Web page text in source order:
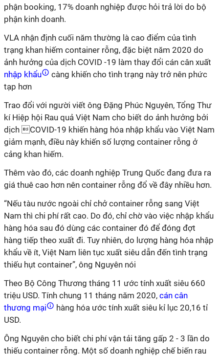
phận booking, 17% doanh nghiệp được hỏi trả lời do bộ
phận kinh doanh.
VLA nhận định cuối năm thường là cao điểm của tình
trạng khan hiếm container rỗng, đặc biệt năm 2020 do
ảnh hưởng của dịch COVID -19 làm thay đổi cán cân xuất
nhập khẩu
càng khiến cho tình trạng này trở nên phức
tạp hơn
Trao đổi với người viết ông Đặng Phúc Nguyên, Tổng Thư
kí Hiệp hội Rau quả Việt Nam cho biết do ảnh hưởng bởi
dịch COVID-19 khiến hàng hóa nhập khẩu vào Việt Nam
giảm mạnh, điều này khiến số lượng container rỗng ở
cảng khan hiếm.
Thêm vào đó, các doanh nghiệp Trung Quốc đang đưa ra
giá thuê cao hơn nên container rỗng đổ về đây nhiều hơn.
“Nếu tàu nước ngoài chỉ chở container rỗng sang Việt
Nam thì chi phí rất cao. Do đó, chỉ chờ vào việc nhập khẩu
hàng hóa sau đó dùng các container đó để đóng đợt
hàng tiếp theo xuất đi. Tuy nhiên, do lượng hàng hóa nhập
khẩu về ít, Việt Nam liên tục xuất siêu dẫn đến tình trạng
thiếu hụt container”, ông Nguyên nói
Theo Bộ Công Thương tháng 11 ước tính xuất siêu 660
triệu USD. Tính chung 11 tháng năm 2020, cán cân
thương mại
hàng hóa ước tính xuất siêu kỉ lục 20,16 tỉ
USD.
Ông Nguyên cho biết chi phí vận tải tăng gấp 2 - 3 lần do
thiếu container rỗng. Một số doanh nghiệp chế biến rau